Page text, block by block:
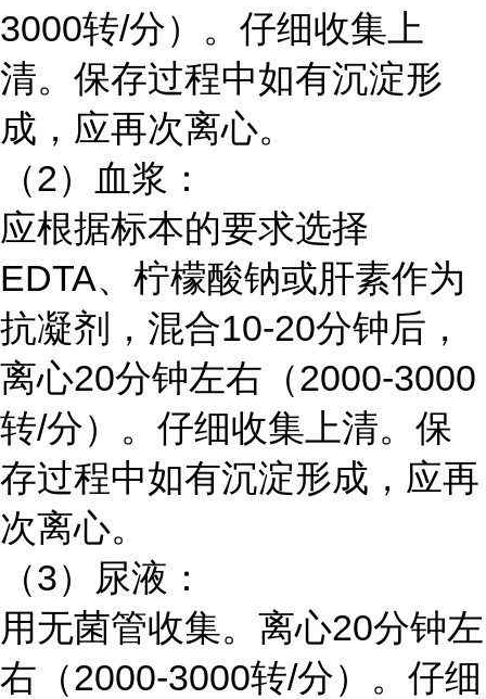
3000转/分）。仔细收集上
清。保存过程中如有沉淀形
成，应再次离心。
（2）血浆：
应根据标本的要求选择
EDTA、柠檬酸钠或肝素作为
抗凝剂，混合10-20分钟后，
离心20分钟左右（2000-3000
转/分）。仔细收集上清。保
存过程中如有沉淀形成，应再
次离心。
（3）尿液：
用无菌管收集。离心20分钟左
右（2000-3000转/分）。仔细